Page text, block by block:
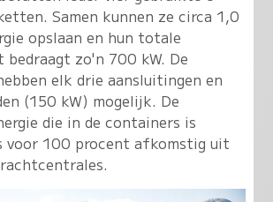
Samen kunnen ze circa 1,0
opslaan en hun totale
bedraagt zo'n 700 kW. De
elk drie aansluitingen en
(150 kW) mogelijk. De
die in de containers is
voor 100 procent afkomstig uit